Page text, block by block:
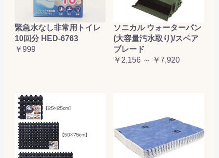
緊急水なし非常用トイレ
10回分 HED-6763
￥999
ソニカル ウォーターパン
(大容量汚水取り)/スペア
ブレード
￥2,156 ～ ￥7,920